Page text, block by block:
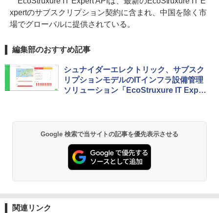
xpertのサブスクリプション契約に含まれ、中国を除く市
場でグローバルに提供されている。
編集部のおすすめ記事
シュナイダーエレクトリック、サブスク
リプションモデルのITインフラ設備管理
ソリューション「EcoStruxure IT Exper
Google 検索で当サイトの記事を優先表示させる
関連リンク